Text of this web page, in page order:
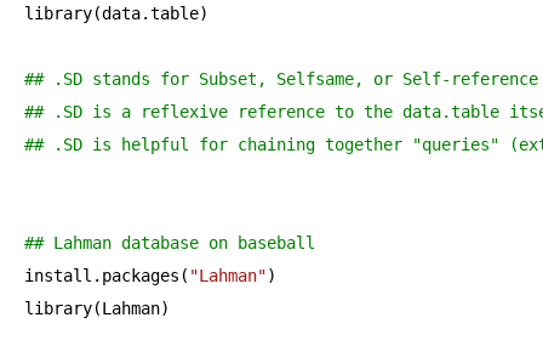
library(data.table)
## .SD stands for Subset, Selfsame, or Self-
## .SD is a reflexive reference to the data.table
## .SD is helpful for chaining together "queries"
## Lahman database on baseball
install.packages( "Lahman")
library(Lahman)